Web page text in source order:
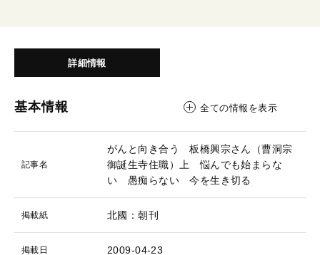
詳細情報
基本情報 全ての情報を表示
記事名
がんと向き合う 板橋興宗さん（曹洞宗
御誕生寺住職）上 悩んでも始まらな
い 愚痴らない 今を生き切る
掲載紙 北國：朝刊
掲載日 2009-04-23